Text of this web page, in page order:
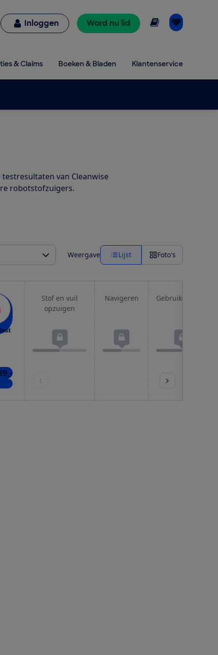
Inloggen Word nu lid Online lezen
& Claims Boeken & Bladen Klantenservice
van Cleanwise
robotstofzuigers.
Weergave Lijst Foto's
Stof en vuil
opzuigen
Navigeren Gebruiksgemak